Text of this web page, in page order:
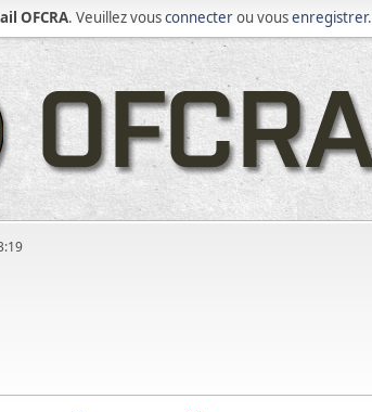
OFCRA. Veuillez vousconnecterou vousenregistrer.